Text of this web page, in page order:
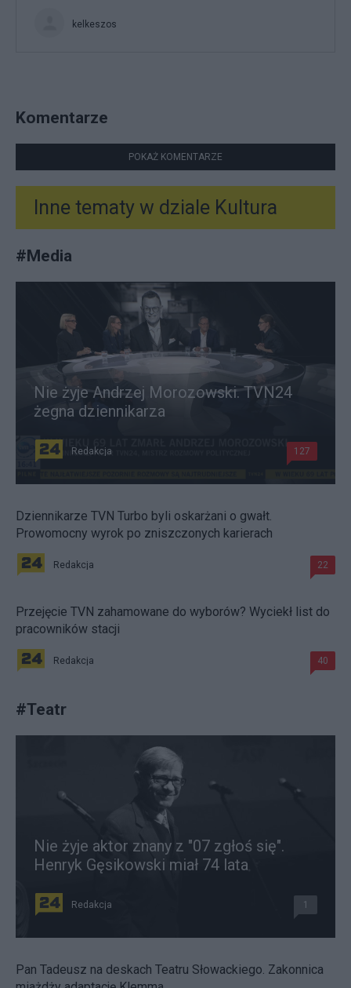
kelkeszos
Komentarze
POKAŻ KOMENTARZE
Inne tematy w dziale Kultura
#Media
Nie żyje Andrzej Morozowski. TVN24
żegna dziennikarza
Redakcja 127
Dziennikarze TVN Turbo byli oskarżani o gwałt.
Prowomocny wyrok po zniszczonych karierach
Redakcja 22
Przejęcie TVN zahamowane do wyborów? Wyciekł list do
pracowników stacji
Redakcja 40
#Teatr
Nie żyje aktor znany z "07 zgłoś się".
Henryk Gęsikowski miał 74 lata
Redakcja 1
Pan Tadeusz na deskach Teatru Słowackiego. Zakonnica